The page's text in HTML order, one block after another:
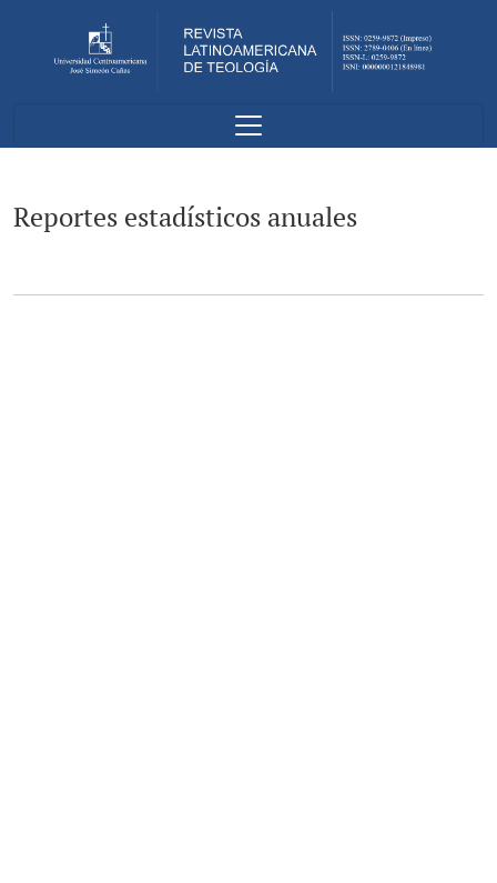
Reportes estadísticos anuales
Reportes estadísticos anuales